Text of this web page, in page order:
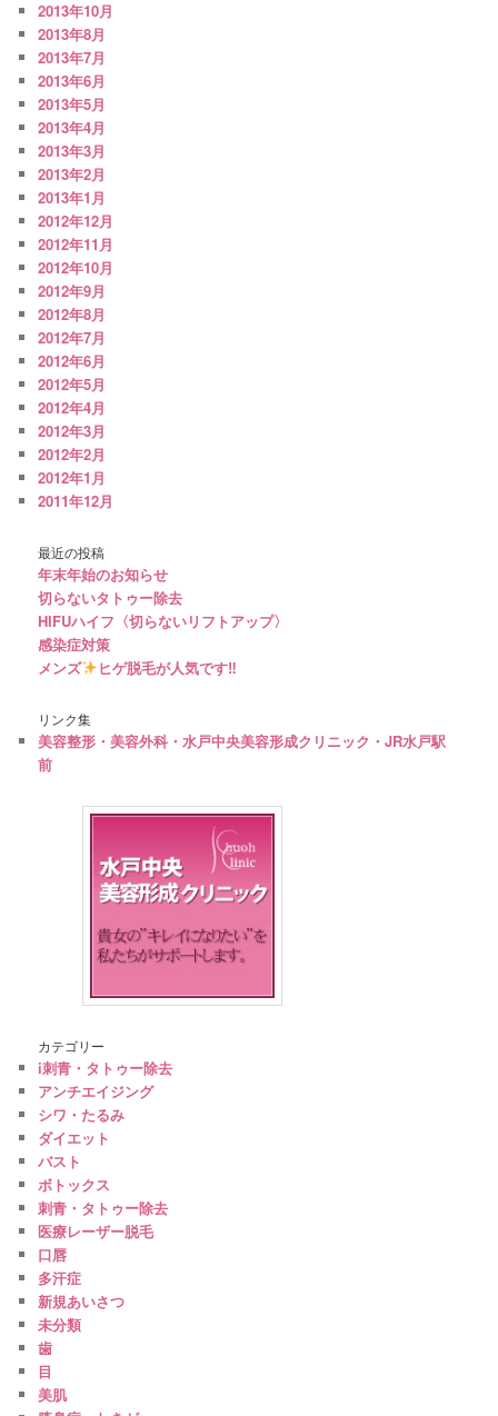
2013年10月
2013年8月
2013年7月
2013年6月
2013年5月
2013年4月
2013年3月
2013年2月
2013年1月
2012年12月
2012年11月
2012年10月
2012年9月
2012年8月
2012年7月
2012年6月
2012年5月
2012年4月
2012年3月
2012年2月
2012年1月
2011年12月
最近の投稿
年末年始のお知らせ
切らないタトゥー除去
HIFUハイフ〈切らないリフトアップ〉
感染症対策
メンズ
ヒゲ脱毛が人気です‼︎
リンク集
美容整形・美容外科・水戸中央美容形成クリニック・JR水戸駅
前
カテゴリー
i刺青・タトゥー除去
アンチエイジング
シワ・たるみ
ダイエット
バスト
ボトックス
刺青・タトゥー除去
医療レーザー脱毛
口唇
多汗症
新規あいさつ
未分類
歯
目
美肌